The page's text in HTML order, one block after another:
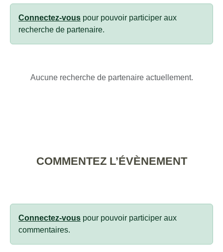
Connectez-vous pour pouvoir participer aux
recherche de partenaire.
Aucune recherche de partenaire actuellement.
COMMENTEZ L’ÉVÈNEMENT
Connectez-vous pour pouvoir participer aux
commentaires.